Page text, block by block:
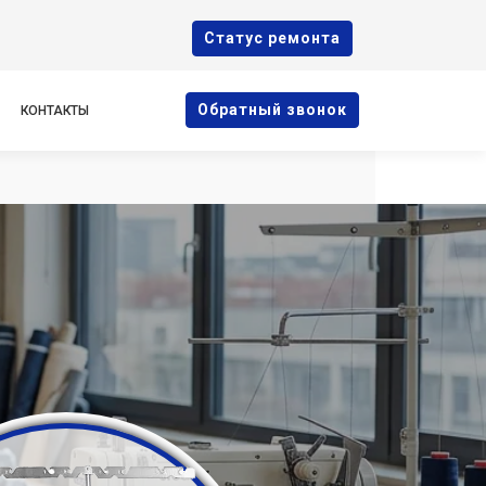
Cтатус ремонта
КОНТАКТЫ Oбратный звонок